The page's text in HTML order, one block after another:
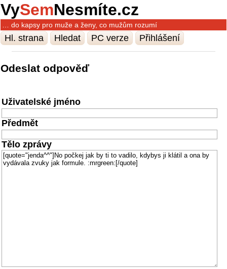
VySemNesmíte.cz
… do kapsy pro muže a ženy, co mužům rozumí
Hl. strana Hledat PC verze Přihlášení
Odeslat odpověď
Uživatelské jméno
Předmět
Tělo zprávy